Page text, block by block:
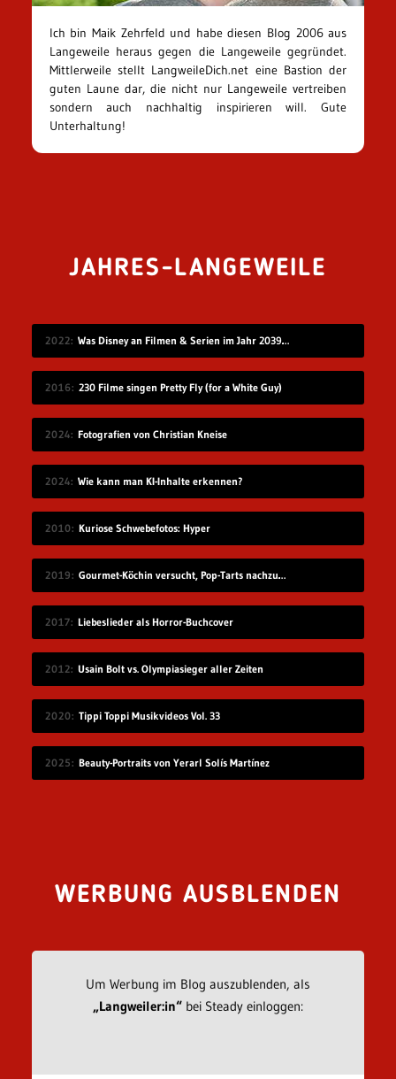
Ich bin Maik Zehrfeld und habe diesen Blog 2006 aus
Langeweile heraus gegen die Langeweile gegründet.
Mittlerweile stellt LangweileDich.net eine Bastion der
guten Laune dar, die nicht nur Langeweile vertreiben
sondern auch nachhaltig inspirieren will. Gute
Unterhaltung!
JAHRES-LANGEWEILE
2022 Was Disney an Filmen & Serien im Jahr 2039 vorstellen wird…
2016 230 Filme singen Pretty Fly (for a White Guy)
2024 Fotografien von Christian Kneise
2024 Wie kann man KI-Inhalte erkennen?
2010 Kuriose Schwebefotos: Hyper
2019 Gourmet-Köchin versucht, Pop-Tarts nachzumachen
2017 Liebeslieder als Horror-Buchcover
2012 Usain Bolt vs. Olympiasieger aller Zeiten
2020 Tippi Toppi Musikvideos Vol. 33
2025 Beauty-Portraits von Yerarl Solís Martínez
WERBUNG AUSBLENDEN
Um Werbung im Blog auszublenden, als
„Langweiler:in“bei Steady einloggen: